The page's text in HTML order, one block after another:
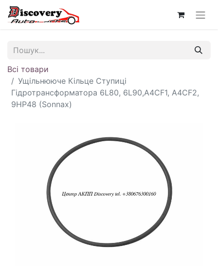
Всі товари
Ущільнююче Кільце Ступиці
Гідротрансформатора 6L80, 6L90,A4CF1, A4CF2,
9HP48 (Sonnax)